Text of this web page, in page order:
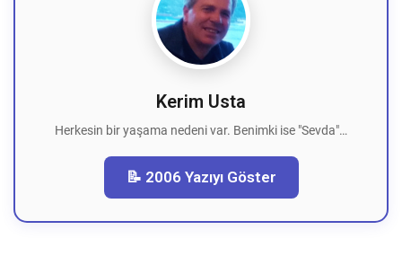
Kerim Usta
Herkesin bir yaşama nedeni var. Benimki ise "Sevda"…
📝 2006 Yazıyı Göster